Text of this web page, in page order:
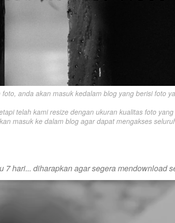
anda akan masuk kedalam blog yang berisi foto
telah kami resize dengan ukuran kualitas foto
masuk ke dalam blog agar dapat mengakses
hari... diharapkan agar segera mendownload